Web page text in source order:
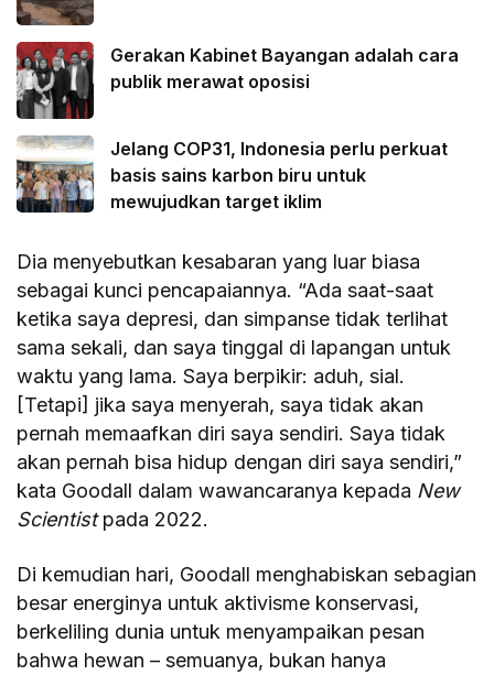
Gerakan Kabinet Bayangan adalah cara
publik merawat oposisi
Jelang COP31, Indonesia perlu perkuat
basis sains karbon biru untuk
mewujudkan target iklim
Dia menyebutkan kesabaran yang luar biasa
sebagai kunci pencapaiannya. “Ada saat-saat
ketika saya depresi, dan simpanse tidak terlihat
sama sekali, dan saya tinggal di lapangan untuk
waktu yang lama. Saya berpikir: aduh, sial.
[Tetapi] jika saya menyerah, saya tidak akan
pernah memaafkan diri saya sendiri. Saya tidak
akan pernah bisa hidup dengan diri saya sendiri,”
kata Goodall dalam wawancaranya kepada New
Scientistpada 2022.
Di kemudian hari, Goodall menghabiskan sebagian
besar energinya untuk aktivisme konservasi,
berkeliling dunia untuk menyampaikan pesan
bahwa hewan – semuanya, bukan hanya